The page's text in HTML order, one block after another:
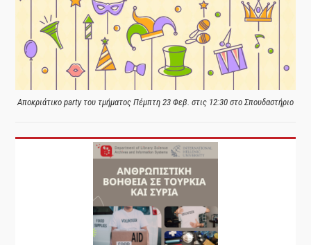
Αποκριάτικο party του τμήματος Πέμπτη 23 Φεβ. στις 12:30 στο Σπουδαστήριο